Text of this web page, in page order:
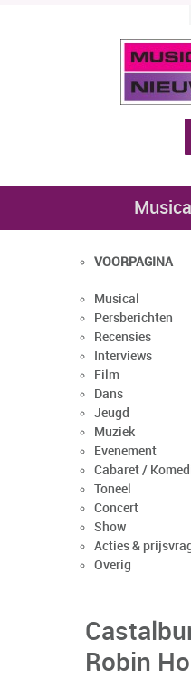
VOORPAGINA
Musical
Persberichten
Recensies
Interviews
Film
Dans
Jeugd
Muziek
Evenement
Cabaret /
Toneel
Concert
Show
Acties &
Overig
Robin